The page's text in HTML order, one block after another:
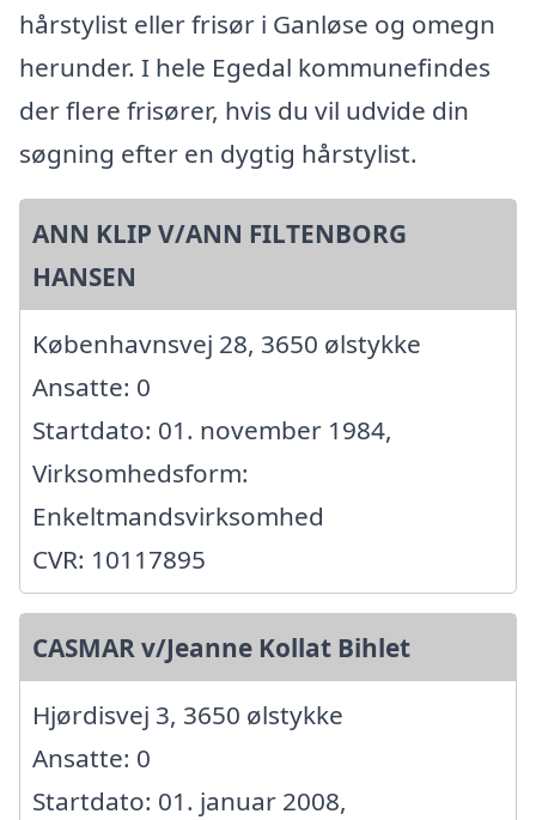
hårstylist eller frisør i Ganløse og omegn
herunder. I hele Egedal kommunefindes
der flere frisører, hvis du vil udvide din
søgning efter en dygtig hårstylist.
ANN KLIP V/ANN FILTENBORG
HANSEN
Københavnsvej 28, 3650 ølstykke
Ansatte: 0
Startdato: 01. november 1984,
Virksomhedsform:
Enkeltmandsvirksomhed
CVR: 10117895
CASMAR v/Jeanne Kollat Bihlet
Hjørdisvej 3, 3650 ølstykke
Ansatte: 0
Startdato: 01. januar 2008,